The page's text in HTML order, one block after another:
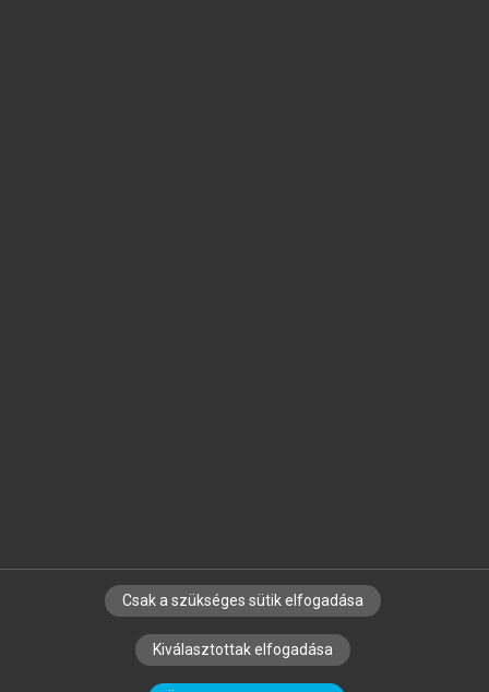
SZERZŐKNEK CÉGEKNEK KÖNYVTÁROSOKNAK
SZERKESZTÉSI ÉS LEKTORÁLÁSI ALAPELVEK
Csak a szükséges sütik elfogadása
Kiválasztottak elfogadása